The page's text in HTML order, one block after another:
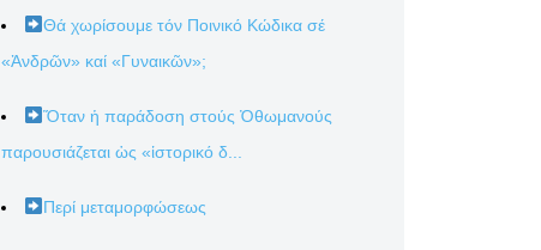
Θά χωρίσουμε τόν Ποινικό Κώδικα σέ
«Ἀνδρῶν» καί «Γυναικῶν»;
Ὅταν ἡ παράδοση στούς Ὀθωμανούς
παρουσιάζεται ὡς «ἱστορικό δ...
Περί μεταμορφώσεως